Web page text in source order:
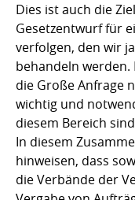
Dies ist auch die
Gesetzentwurf für
verfolgen, den wir
behandeln
die Große Anfrage
wichtig und
diesem Bereich
In diesem
hinweisen, dass
die Verbände der